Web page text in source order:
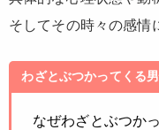
そしてその時々の感情
わざとぶつかってくる
なぜわざとぶつか